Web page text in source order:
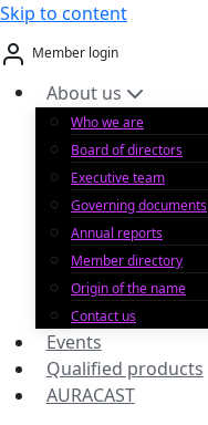
Skip to content
Member login
About us
Who we are
Board of directors
Executive team
Governing documents
Annual reports
Member directory
Origin of the name
Contact us
Events
Qualified products
AURACAST